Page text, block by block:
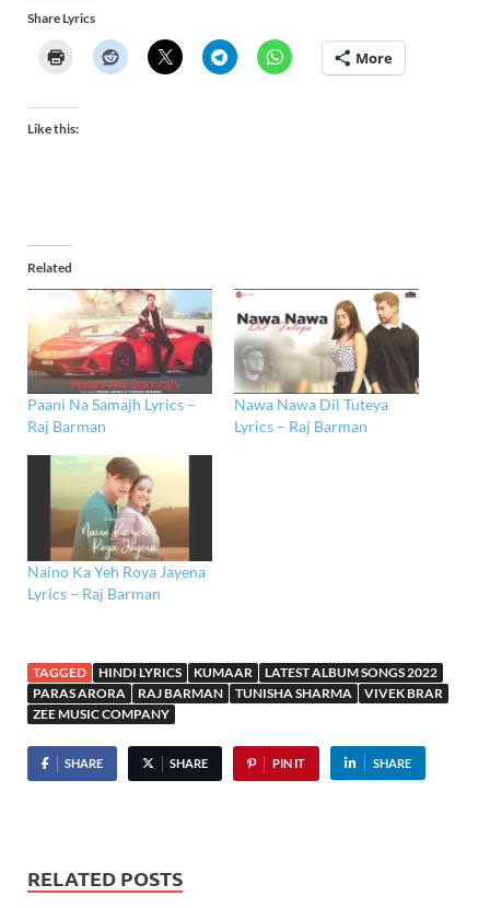
Share Lyrics
More
Like this:
Related
Paani Na Samajh Lyrics –
Raj Barman
Nawa Nawa Dil Tuteya
Lyrics – Raj Barman
Naino Ka Yeh Roya Jayena
Lyrics – Raj Barman
TAGGED HINDI LYRICS KUMAAR
LATEST ALBUM SONGS 2022
PARAS ARORA
RAJ BARMAN TUNISHA SHARMA
VIVEK BRAR
ZEE MUSIC COMPANY
SHARE SHARE PIN IT SHARE
RELATED POSTS